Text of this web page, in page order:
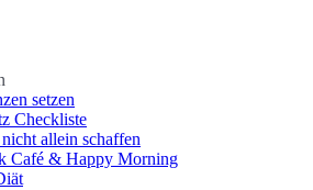
setzen
Checkliste
allein schaffen
Café & Happy Morning